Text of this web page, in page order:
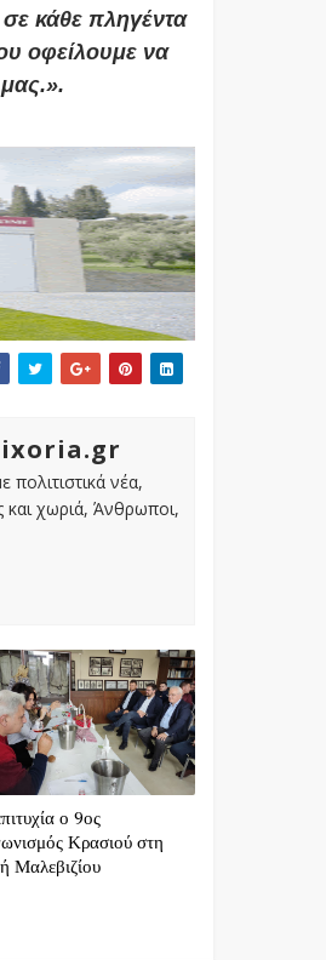
κάθε πληγέντα
οφείλουμε να
πολιτιστικά νέα,
χωριά, Άνθρωποι,
ο 9ος
Κρασιού στη
Μαλεβιζίου